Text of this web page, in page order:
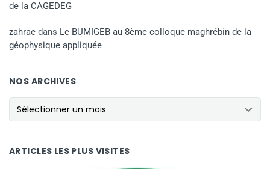
de la CAGEDEG
zahrae dans Le BUMIGEB au 8ème colloque maghrébin de la
géophysique appliquée
NOS ARCHIVES
NOS ARCHIVES
ARTICLES LES PLUS VISITES